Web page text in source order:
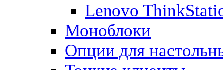
Lenovo
Моноблоки
Опции для